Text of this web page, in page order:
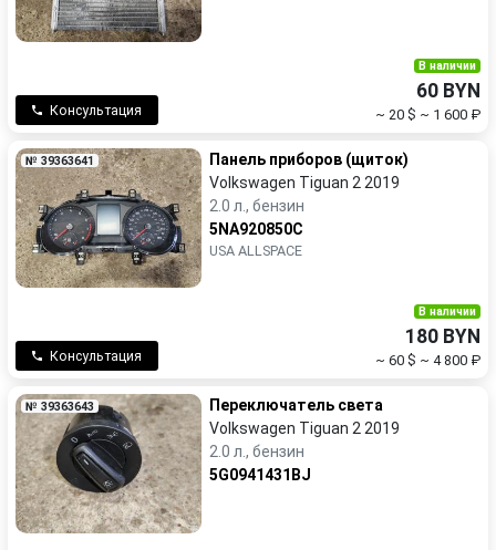
Консультация
В наличии
60 BYN
~ 20 $ ~ 1 600 ₽
№ 39363641
Панель приборов (щиток)
Volkswagen Tiguan 2 2019
2.0 л., бензин
5NA920850C
USA ALLSPACE
Консультация
В наличии
180 BYN
~ 60 $ ~ 4 800 ₽
№ 39363643
Переключатель света
Volkswagen Tiguan 2 2019
2.0 л., бензин
5G0941431BJ